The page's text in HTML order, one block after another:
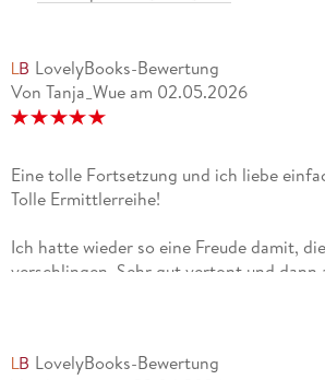
LovelyBooks-Bewertung
Von Tanja_Wue am 02.05.2026
Eine tolle Fortsetzung und ich liebe
Tolle Ermittlerreihe!
Ich hatte wieder so eine Freude damit,
verschlingen. Sehr gut vertont und dann
sich.Empfehlung für diese Reihe! Bitte
LovelyBooks-Bewertung